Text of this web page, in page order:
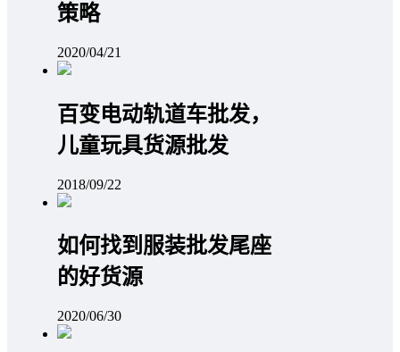
策略
2020/04/21
百变电动轨道车批发，
儿童玩具货源批发
2018/09/22
如何找到服装批发尾座
的好货源
2020/06/30